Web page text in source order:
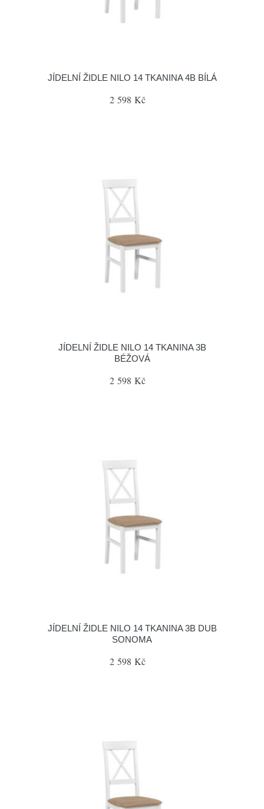
JÍDELNÍ ŽIDLE NILO 14 TKANINA 4B BÍLÁ
2 598 Kč
JÍDELNÍ ŽIDLE NILO 14 TKANINA 3B
BÉŽOVÁ
2 598 Kč
JÍDELNÍ ŽIDLE NILO 14 TKANINA 3B DUB
SONOMA
2 598 Kč